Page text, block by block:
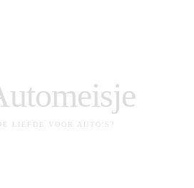
LIEFDE VOOR AUTO'S?